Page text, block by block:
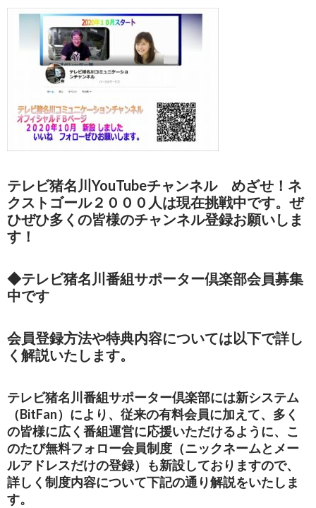
テレビ猪名川YouTubeチャンネル めざせ！ネ
クストゴール２０００人は現在挑戦中です。ぜ
ひぜひ多くの皆様のチャンネル登録お願いしま
す！
◆テレビ猪名川番組サポーター倶楽部会員募集
中です
会員登録方法や特典内容については以下で詳し
く解説いたします。
テレビ猪名川番組サポーター倶楽部には新システム
（BitFan）により、従来の有料会員に加えて、多く
の皆様に広く番組運営に応援いただけるように、こ
のたび無料フォロー会員制度（ニックネームとメー
ルアドレスだけの登録）も新設しておりますので、
詳しく制度内容について下記の通り解説をいたしま
す。